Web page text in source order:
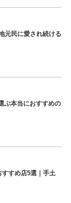
元民に愛され続ける
ぶ本当におすすめの
すすめ店5選｜手土